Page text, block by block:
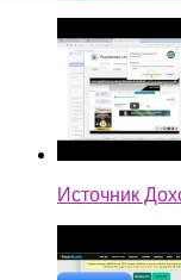
Источник